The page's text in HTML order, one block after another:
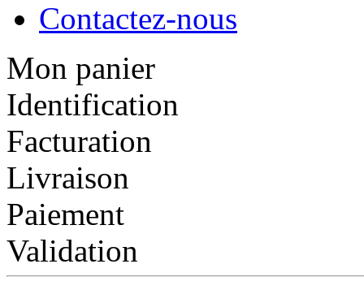
Contactez-nous
Mon panier
Identification
Facturation
Livraison
Paiement
Validation